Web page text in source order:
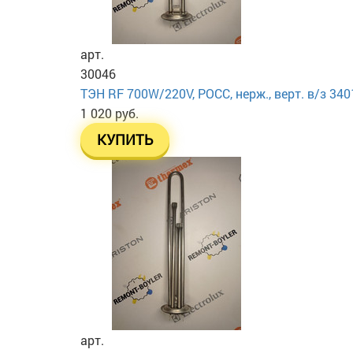
арт.
30046
ТЭН RF 700W/220V, РОСС, нерж., верт. в/з
1 020 руб.
КУПИТЬ
арт.